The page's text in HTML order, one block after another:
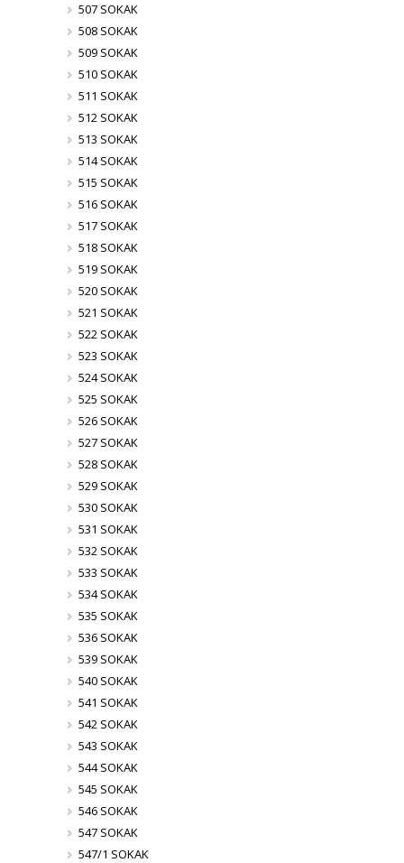
507 SOKAK
508 SOKAK
509 SOKAK
510 SOKAK
511 SOKAK
512 SOKAK
513 SOKAK
514 SOKAK
515 SOKAK
516 SOKAK
517 SOKAK
518 SOKAK
519 SOKAK
520 SOKAK
521 SOKAK
522 SOKAK
523 SOKAK
524 SOKAK
525 SOKAK
526 SOKAK
527 SOKAK
528 SOKAK
529 SOKAK
530 SOKAK
531 SOKAK
532 SOKAK
533 SOKAK
534 SOKAK
535 SOKAK
536 SOKAK
539 SOKAK
540 SOKAK
541 SOKAK
542 SOKAK
543 SOKAK
544 SOKAK
545 SOKAK
546 SOKAK
547 SOKAK
547/1 SOKAK